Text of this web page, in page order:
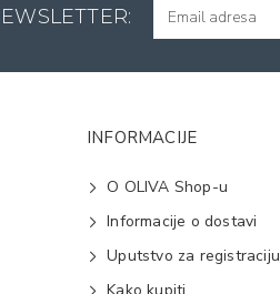
INFORMACIJE
O OLIVA Shop-u
Informacije o dostavi
Uputstvo za registraciju